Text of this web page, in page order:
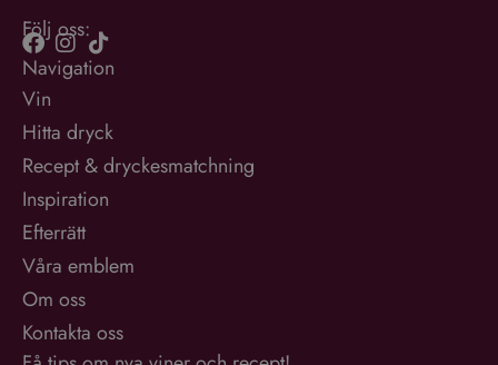
Följ oss:
Navigation
Vin
Hitta dryck
Recept & dryckesmatchning
Inspiration
Efterrätt
Våra emblem
Om oss
Kontakta oss